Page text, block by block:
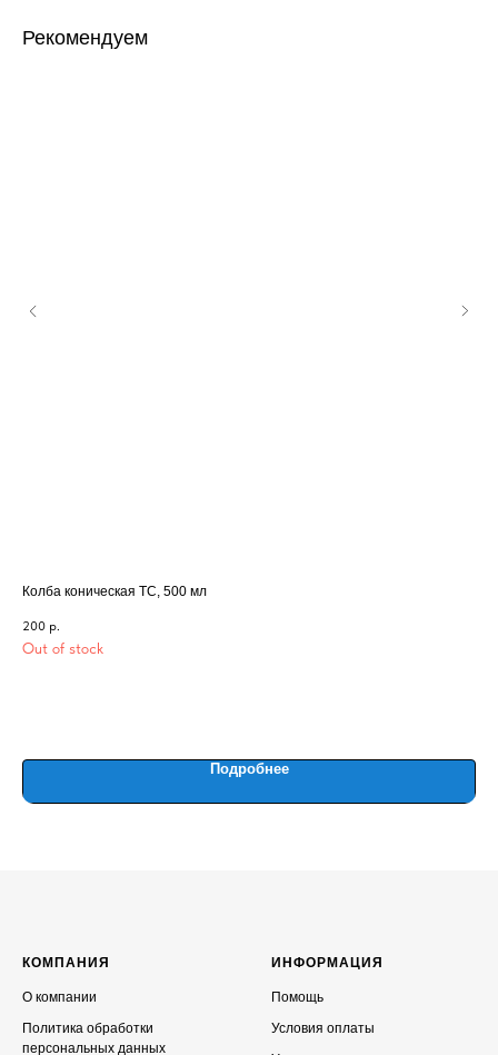
Рекомендуем
Колба коническая ТС, 500 мл
200 р.
Out of stock
Подробнее
КОМПАНИЯ
О компании
Политика обработки
персональных данных
ИНФОРМАЦИЯ
Помощь
Условия оплаты